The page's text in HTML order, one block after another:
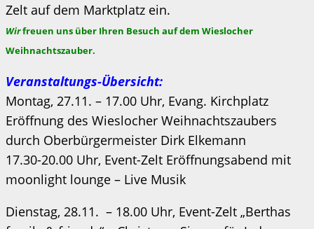
Zelt auf dem Marktplatz ein.
Wirfreuen uns über Ihren Besuch auf dem Wieslocher
Weihnachtszauber.
Veranstaltungs-Übersicht:
Montag, 27.11. – 17.00 Uhr, Evang. Kirchplatz
Eröffnung des Wieslocher Weihnachtszaubers
durch Oberbürgermeister Dirk Elkemann
17.30-20.00 Uhr, Event-Zelt Eröffnungsabend mit
moonlight lounge – Live Musik
Dienstag, 28.11. – 18.00 Uhr, Event-Zelt „Berthas